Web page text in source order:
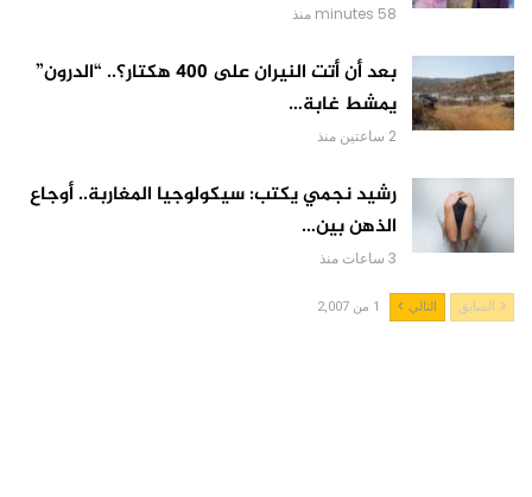
58 minutes منذ
بعد أن أتت النيران على 400 هكتار؟.. “الدرون”
يمشط غابة…
2 ساعتين منذ
رشيد نجمي يكتب: سيكولوجيا المغاربة.. أوجاع
الذهن بين…
3 ساعات منذ
السابق التالي 1 من 2,007